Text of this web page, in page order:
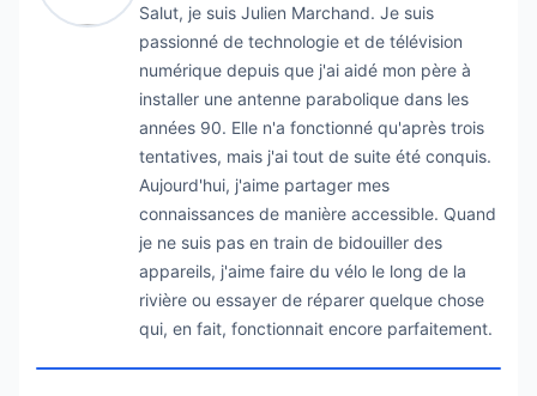
Salut, je suis Julien Marchand. Je suis
passionné de technologie et de télévision
numérique depuis que j'ai aidé mon père à
installer une antenne parabolique dans les
années 90. Elle n'a fonctionné qu'après trois
tentatives, mais j'ai tout de suite été conquis.
Aujourd'hui, j'aime partager mes
connaissances de manière accessible. Quand
je ne suis pas en train de bidouiller des
appareils, j'aime faire du vélo le long de la
rivière ou essayer de réparer quelque chose
qui, en fait, fonctionnait encore parfaitement.